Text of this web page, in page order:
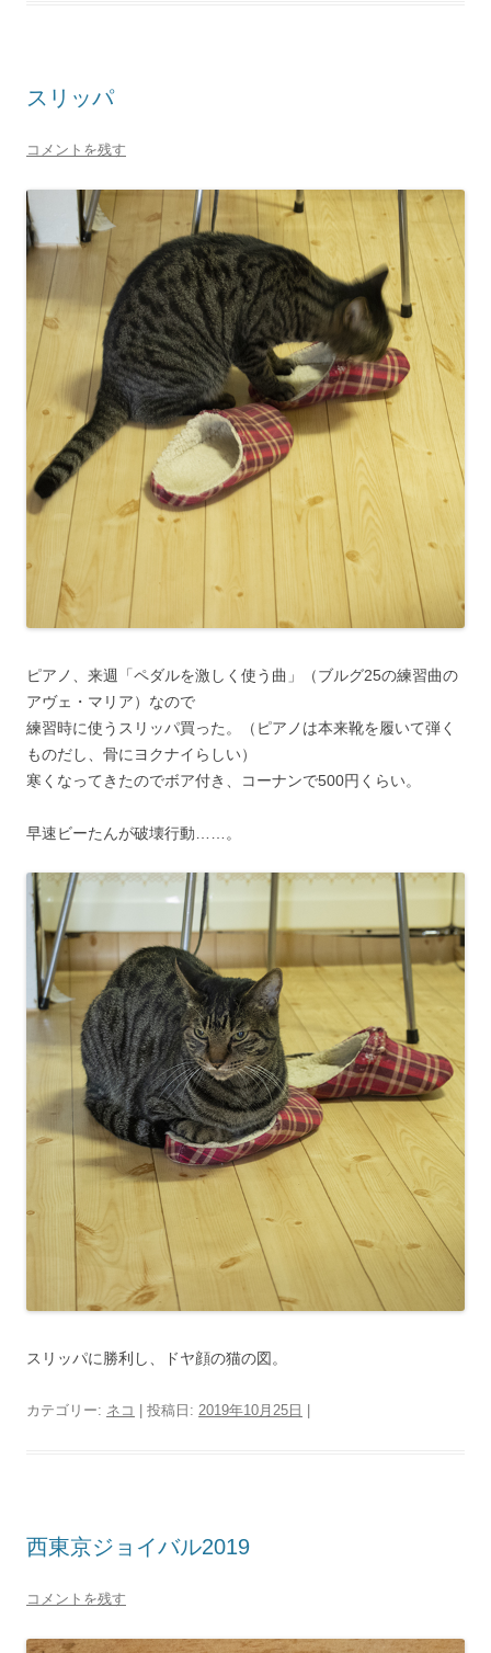
スリッパ
コメントを残す
ピアノ、来週「ペダルを激しく使う曲」（ブルグ25の練習曲の
アヴェ・マリア）なので
練習時に使うスリッパ買った。（ピアノは本来靴を履いて弾く
ものだし、骨にヨクナイらしい）
寒くなってきたのでボア付き、コーナンで500円くらい。
早速ビーたんが破壊行動……。
スリッパに勝利し、ドヤ顔の猫の図。
カテゴリー: ネコ | 投稿日: 2019年10月25日
西東京ジョイバル2019
コメントを残す